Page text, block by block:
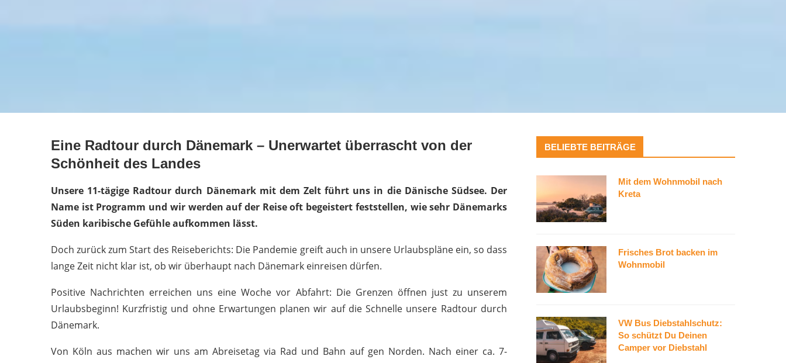
Eine Radtour durch Dänemark – Unerwartet überrascht von der
Schönheit des Landes
Unsere 11-tägige Radtour durch Dänemark mit dem Zelt führt uns in die Dänische Südsee. Der
Name ist Programm und wir werden auf der Reise oft begeistert feststellen, wie sehr Dänemarks
Süden karibische Gefühle aufkommen lässt.
Doch zurück zum Start des Reiseberichts: Die Pandemie greift auch in unsere Urlaubspläne ein, so dass
lange Zeit nicht klar ist, ob wir überhaupt nach Dänemark einreisen dürfen.
Positive Nachrichten erreichen uns eine Woche vor Abfahrt: Die Grenzen öffnen just zu unserem
Urlaubsbeginn! Kurzfristig und ohne Erwartungen planen wir auf die Schnelle unsere Radtour durch
Dänemark.
Von Köln aus machen wir uns am Abreisetag via Rad und Bahn auf gen Norden. Nach einer ca. 7-
BELIEBTE BEITRÄGE
Mit dem Wohnmobil nach
Kreta
Frisches Brot backen im
Wohnmobil
VW Bus Diebstahlschutz:
So schützt Du Deinen
Camper vor Diebstahl